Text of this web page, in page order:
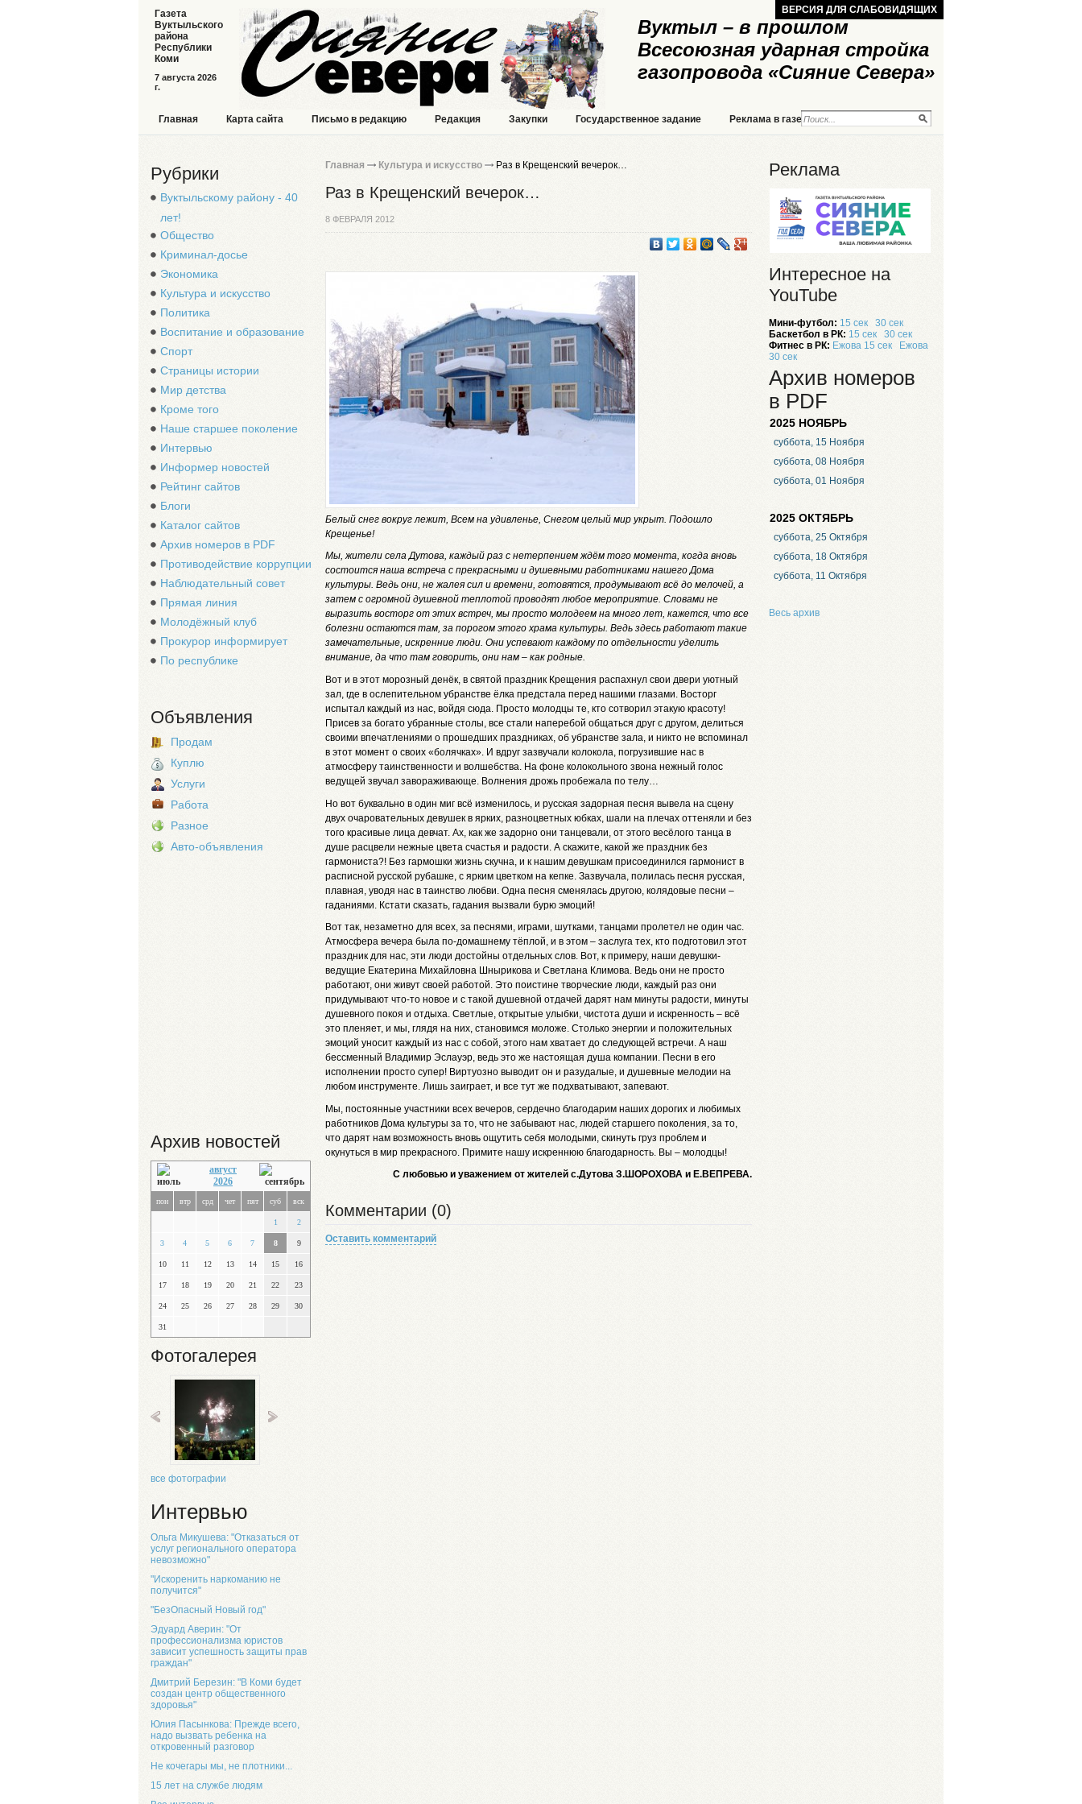
Вуктыл – в прошлом
Всесоюзная ударная стройка
газопровода «Сияние Севера»
7 августа 2026
г.
Газета
Вуктыльского
района
Республики
Коми
ВЕРСИЯ ДЛЯ СЛАБОВИДЯЩИХ
Главная Карта сайта Письмо в редакцию Редакция Закупки Государственное задание Реклама в газете Реклама на сайте
Рубрики
Вуктыльскому району - 40
лет!
Общество
Криминал-досье
Экономика
Культура и искусство
Политика
Воспитание и образование
Спорт
Страницы истории
Мир детства
Кроме того
Наше старшее поколение
Интервью
Информер новостей
Рейтинг сайтов
Блоги
Каталог сайтов
Архив номеров в PDF
Противодействие коррупции
Наблюдательный совет
Прямая линия
Молодёжный клуб
Прокурор информирует
По республике
Объявления
Продам
Куплю
Услуги
Работа
Разное
Авто-объявления
Архив новостей
август
2026
пон втр срд чет пят суб вск
1 2
3 4 5 6 7 8 9
10 11 12 13 14 15 16
17 18 19 20 21 22 23
24 25 26 27 28 29 30
31
Фотогалерея
все фотографии
Интервью
Ольга Микушева: "Отказаться от
услуг регионального оператора
невозможно"
"Искоренить наркоманию не
получится"
"БезОпасный Новый год"
Эдуард Аверин: "От
профессионализма юристов
зависит успешность защиты прав
граждан"
Дмитрий Березин: "В Коми будет
создан центр общественного
здоровья"
Юлия Пасынкова: Прежде всего,
надо вызвать ребенка на
откровенный разговор
Не кочегары мы, не плотники...
15 лет на службе людям
Главная Культура и искусство Раз в Крещенский вечерок…
Раз в Крещенский вечерок…
8 ФЕВРАЛЯ 2012
Белый снег вокруг лежит, Всем на удивленье, Снегом целый мир укрыт. Подошло
Крещенье!
Мы, жители села Дутова, каждый раз с нетерпением ждём того момента, когда вновь
состоится наша встреча с прекрасными и душевными работниками нашего Дома
культуры. Ведь они, не жалея сил и времени, готовятся, продумывают всё до мелочей, а
затем с огромной душевной теплотой проводят любое мероприятие. Словами не
выразить восторг от этих встреч, мы просто молодеем на много лет, кажется, что все
болезни остаются там, за порогом этого храма культуры. Ведь здесь работают такие
замечательные, искренние люди. Они успевают каждому по отдельности уделить
внимание, да что там говорить, они нам – как родные.
Вот и в этот морозный денёк, в святой праздник Крещения распахнул свои двери уютный
зал, где в ослепительном убранстве ёлка предстала перед нашими глазами. Восторг
испытал каждый из нас, войдя сюда. Просто молодцы те, кто сотворил этакую красоту!
Присев за богато убранные столы, все стали наперебой общаться друг с другом, делиться
своими впечатлениями о прошедших праздниках, об убранстве зала, и никто не вспоминал
в этот момент о своих «болячках». И вдруг зазвучали колокола, погрузившие нас в
атмосферу таинственности и волшебства. На фоне колокольного звона нежный голос
ведущей звучал завораживающе. Волнения дрожь пробежала по телу…
Но вот буквально в один миг всё изменилось, и русская задорная песня вывела на сцену
двух очаровательных девушек в ярких, разноцветных юбках, шали на плечах оттеняли и без
того красивые лица девчат. Ах, как же задорно они танцевали, от этого весёлого танца в
душе расцвели нежные цвета счастья и радости. А скажите, какой же праздник без
гармониста?! Без гармошки жизнь скучна, и к нашим девушкам присоединился гармонист в
расписной русской рубашке, с ярким цветком на кепке. Зазвучала, полилась песня русская,
плавная, уводя нас в таинство любви. Одна песня сменялась другою, колядовые песни –
гаданиями. Кстати сказать, гадания вызвали бурю эмоций!
Вот так, незаметно для всех, за песнями, играми, шутками, танцами пролетел не один час.
Атмосфера вечера была по-домашнему тёплой, и в этом – заслуга тех, кто подготовил этот
праздник для нас, эти люди достойны отдельных слов. Вот, к примеру, наши девушки-
ведущие Екатерина Михайловна Шнырикова и Светлана Климова. Ведь они не просто
работают, они живут своей работой. Это поистине творческие люди, каждый раз они
придумывают что-то новое и с такой душевной отдачей дарят нам минуты радости, минуты
душевного покоя и отдыха. Светлые, открытые улыбки, чистота души и искренность – всё
это пленяет, и мы, глядя на них, становимся моложе. Столько энергии и положительных
эмоций уносит каждый из нас с собой, этого нам хватает до следующей встречи. А наш
бессменный Владимир Эслауэр, ведь это же настоящая душа компании. Песни в его
исполнении просто супер! Виртуозно выводит он и разудалые, и душевные мелодии на
любом инструменте. Лишь заиграет, и все тут же подхватывают, запевают.
Мы, постоянные участники всех вечеров, сердечно благодарим наших дорогих и любимых
работников Дома культуры за то, что не забывают нас, людей старшего поколения, за то,
что дарят нам возможность вновь ощутить себя молодыми, скинуть груз проблем и
окунуться в мир прекрасного. Примите нашу искреннюю благодарность. Вы – молодцы!
С любовью и уважением от жителей с.Дутова З.ШОРОХОВА и Е.ВЕПРЕВА.
Комментарии (0)
Оставить комментарий
Реклама
Интересное на
YouTube
Мини-футбол: 15 сек
30 сек
Баскетбол в РК: 15 сек
30 сек
Фитнес в РК: Ежова 15 сек
Ежова
30 сек
Архив номеров
в PDF
2025 НОЯБРЬ
суббота, 15 Ноября
суббота, 08 Ноября
суббота, 01 Ноября
2025 ОКТЯБРЬ
суббота, 25 Октября
суббота, 18 Октября
суббота, 11 Октября
Весь архив